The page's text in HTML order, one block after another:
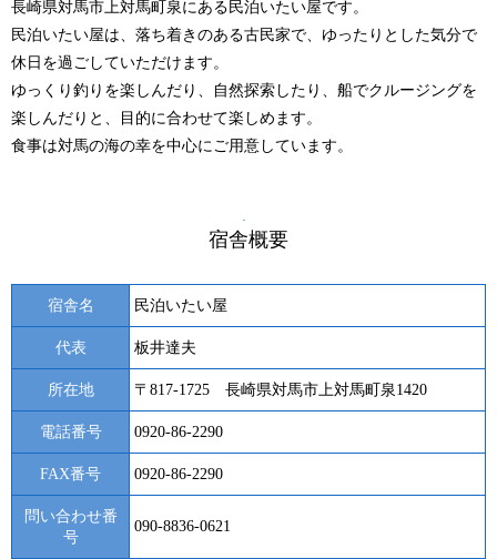
長崎県対馬市上対馬町泉にある民泊いたい屋です。
民泊いたい屋は、落ち着きのある古民家で、ゆったりとした気分で
休日を過ごしていただけます。
ゆっくり釣りを楽しんだり、自然探索したり、船でクルージングを
楽しんだりと、目的に合わせて楽しめます。
食事は対馬の海の幸を中心にご用意しています。
宿舎概要
宿舎名 民泊いたい屋
代表 板井達夫
所在地 〒817-1725 長崎県対馬市上対馬町泉1420
電話番号 0920-86-2290
FAX番号 0920-86-2290
問い合わせ番
号
090-8836-0621